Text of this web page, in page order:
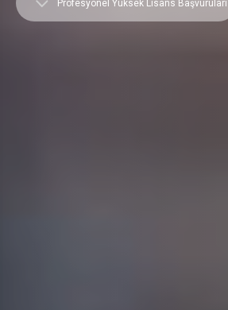
Profesyonel Yüksek Lisans Başvuruları